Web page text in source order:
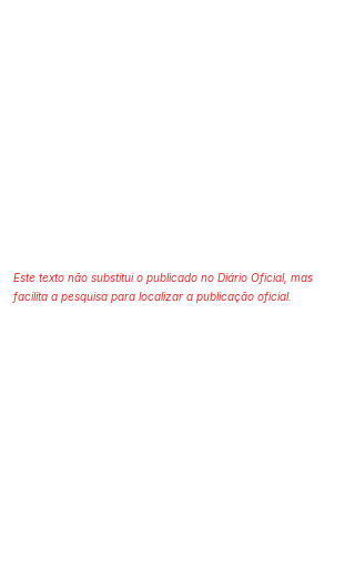
Este texto não substitui o publicado no Diário Oficial, mas
facilita a pesquisa para localizar a publicação oficial.